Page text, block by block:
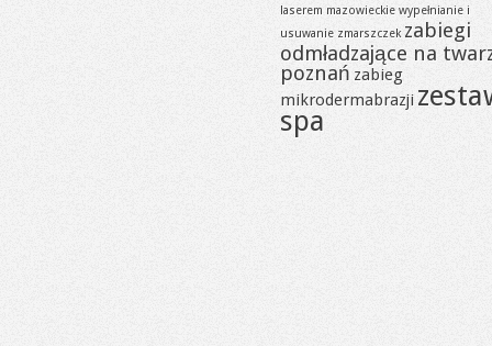
laserem mazowieckie wypełnianie i
usuwanie zmarszczek zabiegi
odmładzające na
poznań zabieg
mikrodermabrazji
spa